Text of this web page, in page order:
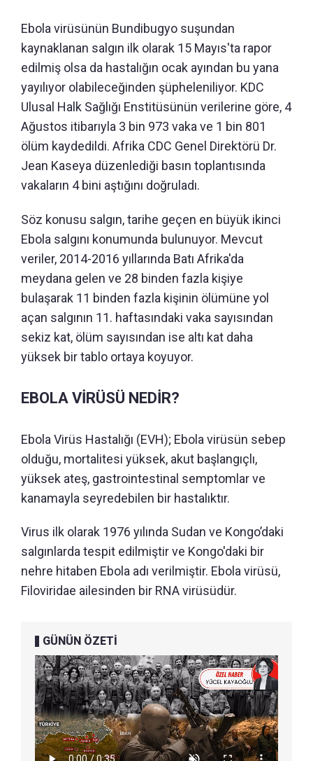
Ebola virüsünün Bundibugyo suşundan
kaynaklanan salgın ilk olarak 15 Mayıs'ta rapor
edilmiş olsa da hastalığın ocak ayından bu yana
yayılıyor olabileceğinden şüpheleniliyor. KDC
Ulusal Halk Sağlığı Enstitüsünün verilerine göre, 4
Ağustos itibarıyla 3 bin 973 vaka ve 1 bin 801
ölüm kaydedildi. Afrika CDC Genel Direktörü Dr.
Jean Kaseya düzenlediği basın toplantısında
vakaların 4 bini aştığını doğruladı.
Söz konusu salgın, tarihe geçen en büyük ikinci
Ebola salgını konumunda bulunuyor. Mevcut
veriler, 2014-2016 yıllarında Batı Afrika'da
meydana gelen ve 28 binden fazla kişiye
bulaşarak 11 binden fazla kişinin ölümüne yol
açan salgının 11. haftasındaki vaka sayısından
sekiz kat, ölüm sayısından ise altı kat daha
yüksek bir tablo ortaya koyuyor.
EBOLA VİRÜSÜ NEDİR?
Ebola Virüs Hastalığı (EVH); Ebola virüsün sebep
olduğu, mortalitesi yüksek, akut başlangıçlı,
yüksek ateş, gastrointestinal semptomlar ve
kanamayla seyredebilen bir hastalıktır.
Virus ilk olarak 1976 yılında Sudan ve Kongo’daki
salgınlarda tespit edilmiştir ve Kongo'daki bir
nehre hitaben Ebola adı verilmiştir. Ebola virüsü,
Filoviridae ailesinden bir RNA virüsüdür.
GÜNÜN ÖZETİ